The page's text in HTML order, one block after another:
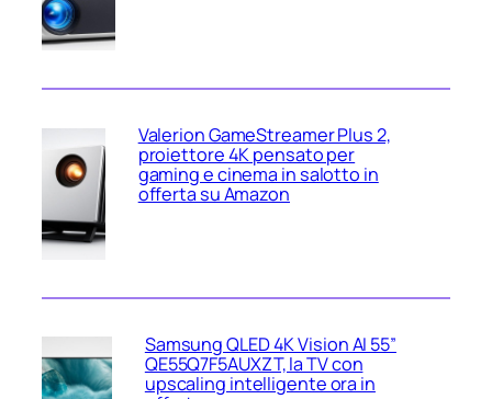
Valerion GameStreamer Plus 2,
proiettore 4K pensato per
gaming e cinema in salotto in
offerta su Amazon
Samsung QLED 4K Vision AI 55”
QE55Q7F5AUXZT, la TV con
upscaling intelligente ora in